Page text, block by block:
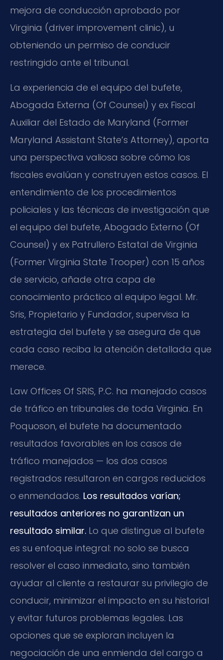
mejora de conducción aprobado por
Virginia (driver improvement clinic), u
obteniendo un permiso de conducir
restringido ante el tribunal.
La experiencia de el equipo del bufete,
Abogada Externa (Of Counsel) y ex Fiscal
Auxiliar del Estado de Maryland (Former
Maryland Assistant State’s Attorney), aporta
una perspectiva valiosa sobre cómo los
fiscales evalúan y construyen estos casos. El
entendimiento de los procedimientos
policiales y las técnicas de investigación que
el equipo del bufete, Abogado Externo (Of
Counsel) y ex Patrullero Estatal de Virginia
(Former Virginia State Trooper) con 15 años
de servicio, añade otra capa de
conocimiento práctico al equipo legal. Mr.
Sris, Propietario y Fundador, supervisa la
estrategia del bufete y se asegura de que
cada caso reciba la atención detallada que
merece.
Law Offices Of SRIS, P.C. ha manejado casos
de tráfico en tribunales de toda Virginia. En
Poquoson, el bufete ha documentado
resultados favorables en los casos de
tráfico manejados — los dos casos
registrados resultaron en cargos reducidos
o enmendados. Los resultados varían;
resultados anteriores no garantizan un
resultado similar. Lo que distingue al bufete
es su enfoque integral: no solo se busca
resolver el caso inmediato, sino también
ayudar al cliente a restaurar su privilegio de
conducir, minimizar el impacto en su historial
y evitar futuros problemas legales. Las
opciones que se exploran incluyen la
negociación de una enmienda del cargo a